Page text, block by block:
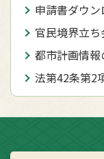
申請書ダウ
官民境界立
都市計画情報
法第42条第2